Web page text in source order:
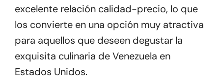
excelente relación calidad-precio, lo que
los convierte en una opción muy atractiva
para aquellos que deseen degustar la
exquisita culinaria de Venezuela en
Estados Unidos.